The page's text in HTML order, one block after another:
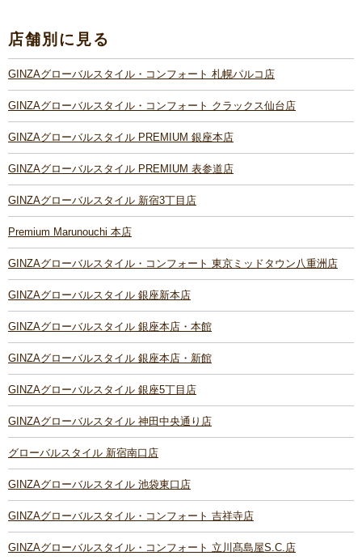
店舗別に見る
GINZAグローバルスタイル・コンフォート 札幌パルコ店
GINZAグローバルスタイル・コンフォート クラックス仙台店
GINZAグローバルスタイル PREMIUM 銀座本店
GINZAグローバルスタイル PREMIUM 表参道店
GINZAグローバルスタイル 新宿3丁目店
Premium Marunouchi 本店
GINZAグローバルスタイル・コンフォート 東京ミッドタウン八重洲店
GINZAグローバルスタイル 銀座新本店
GINZAグローバルスタイル 銀座本店・本館
GINZAグローバルスタイル 銀座本店・新館
GINZAグローバルスタイル 銀座5丁目店
GINZAグローバルスタイル 神田中央通り店
グローバルスタイル 新宿南口店
GINZAグローバルスタイル 池袋東口店
GINZAグローバルスタイル・コンフォート 吉祥寺店
GINZAグローバルスタイル・コンフォート 立川髙島屋S.C.店